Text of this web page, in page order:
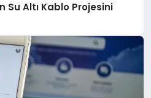
Su Altı Kablo Projesini